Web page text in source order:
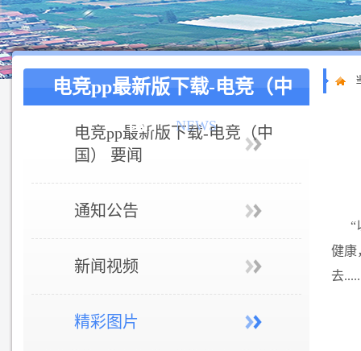
电竞pp最新版下载-电竞（中
国） NEWS
电竞pp最新版下载-电竞（中
国） 要闻
通知公告
新闻视频
精彩图片
“
健康
去